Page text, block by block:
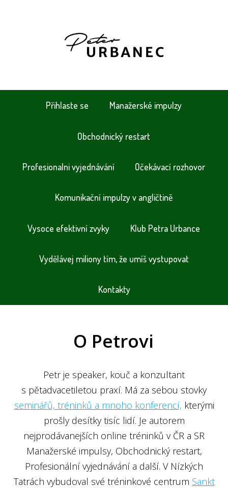
Přihlaste se Manažerské impulzy
Obchodnický restart
Profesionalni vyjednávání Očekávací rozhovor
Komunikační impulzy v angličtině
Vysoce efektivní zvyky Klub Petra Urbance
Vydělávej miliony tím, že umíš vystupovat
Kontakty
O Petrovi
Petr je speaker, kouč a konzultant
s pětadvacetiletou praxí. Má za sebou stovky
seminářů, tréninků a mnoho konferencí, kterými
prošly desítky tisíc lidí. Je autorem
nejprodávanejších online tréninků v ČR a SR
Manažerské impulsy, Obchodnický restart,
Profesionální vyjednávání a další. V Nízkých
Tatrách vybudoval své tréninkové centrum Sankt